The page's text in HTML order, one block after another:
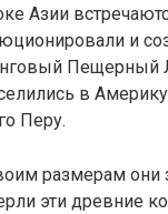
Азии
и
Пещерный
в
Перу.
размерам они
эти древние